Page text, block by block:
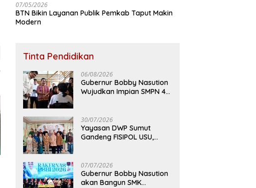
07/05/2026
BTN Bikin Layanan Publik Pemkab Taput Makin
Modern
Tinta Pendidikan
06/08/2026
Gubernur Bobby Nasution
Wujudkan Impian SMPN 4
30/07/2026
Yayasan DWP Sumut
Gandeng FISIPOL USU,
Pendidikan
07/07/2026
Gubernur Bobby Nasution
akan Bangun SMK